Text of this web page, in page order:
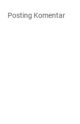
Posting Komentar